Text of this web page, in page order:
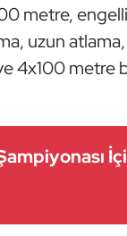
metre,
uzun atlama,
4x100 metre